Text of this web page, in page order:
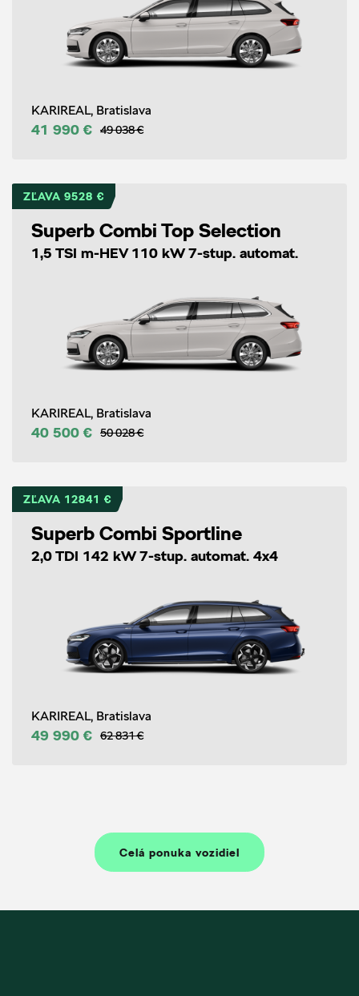
KARIREAL, Bratislava
41 990 € 49 038 €
ZĽAVA 9528 €
Superb Combi Top Selection
1,5 TSI m-HEV 110 kW 7-stup. automat.
KARIREAL, Bratislava
40 500 € 50 028 €
ZĽAVA 12841 €
Superb Combi Sportline
2,0 TDI 142 kW 7-stup. automat. 4x4
KARIREAL, Bratislava
49 990 € 62 831 €
Celá ponuka vozidiel